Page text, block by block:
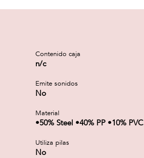
Contenido caja
n/c
Emite sonidos
No
Material
•50% Steel •40% PP •10% PVC
Utiliza pilas
No